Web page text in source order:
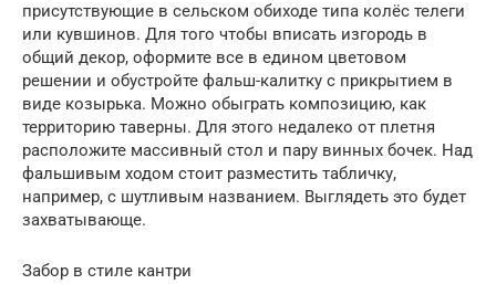
присутствующие в сельском обиходе типа колёс телеги
или кувшинов. Для того чтобы вписать изгородь в
общий декор, оформите все в едином цветовом
решении и обустройте фальш-калитку с прикрытием в
виде козырька. Можно обыграть композицию, как
территорию таверны. Для этого недалеко от плетня
расположите массивный стол и пару винных бочек. Над
фальшивым ходом стоит разместить табличку,
например, с шутливым названием. Выглядеть это будет
захватывающе.
Забор в стиле кантри